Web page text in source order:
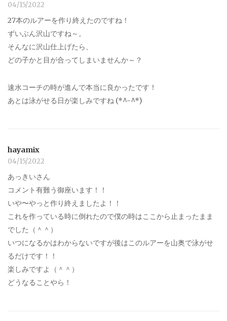
04/15/2022
27本のルアーを作り終えたのですね！
ずいぶん沢山ですね～。
そんなに沢山仕上げたら、
どの子かと目が合ってしまいませんか～？
速水コーチの時が進んで本当に良かったです！
あとは泳がせる日が楽しみですね (*^-^*)
hayamix
04/15/2022
あっきいさん
コメント有難う御座います！！
いや〜やっと作り終えましたよ！！
これを作っている時に倒れたので僕の時はここから止まったまま
でした（＾＾）
いつになるかはわからないですが後はこのルアーを山奥で泳がせ
るだけです！！
楽しみですよ（＾＾）
どうなることやら！